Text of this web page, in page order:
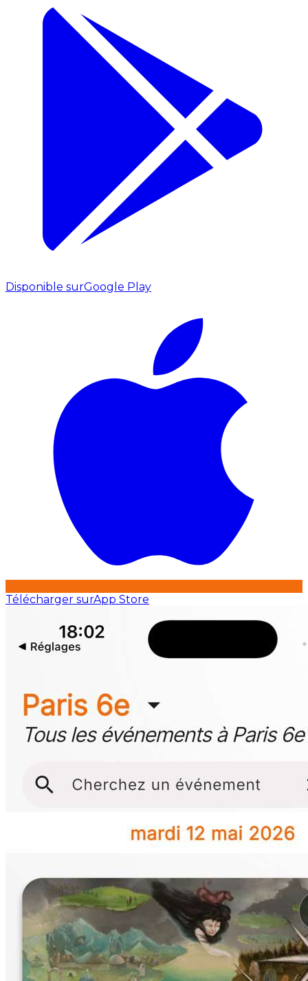
Disponible surGoogle Play
Télécharger surApp Store